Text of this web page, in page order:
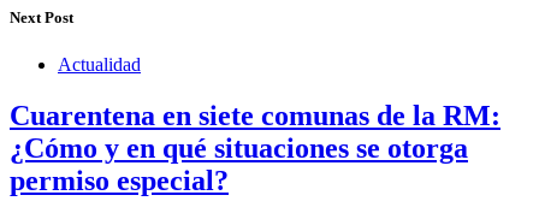
Next Post
Actualidad
Cuarentena en siete comunas de la RM:
¿Cómo y en qué situaciones se otorga
permiso especial?